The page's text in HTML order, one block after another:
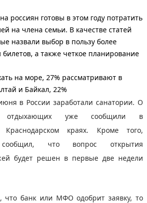
россиян готовы в этом году потратить
на члена семьи. В качестве статей
назвали выбор в пользу более
а также четкое планирование
на море, 27% рассматривают в
и Байкал, 22%
в России заработали санатории. О
отдыхающих уже сообщили в
Краснодарском краях. Кроме того,
сообщил, что вопрос открытия
будет решен в первые две недели
что банк или МФО одобрит заявку, то